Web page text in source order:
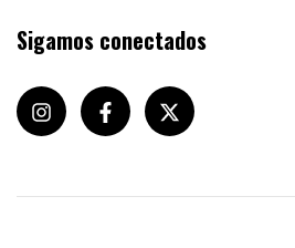
Sigamos conectados